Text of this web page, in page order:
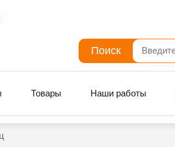
Поиск
Товары Наши работы